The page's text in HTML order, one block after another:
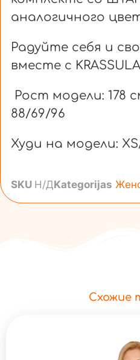
аналогичного
Радуйте себя и
вместе с
Рост модели: 178
88/69/96
Худи на модели:
SKU Н/ДKategorijas
Схожие